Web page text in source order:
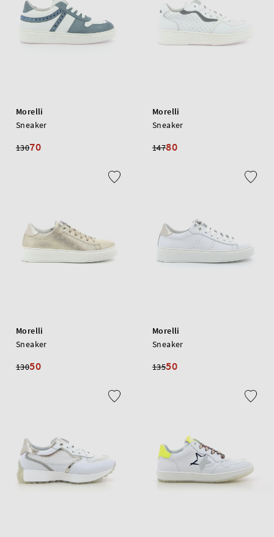
Morelli
Sneaker
13070
Morelli
Sneaker
14780
Morelli
Sneaker
13050
Morelli
Sneaker
13550